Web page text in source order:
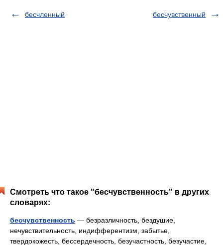
бесчленный бесчувственный
Смотреть что такое "бесчувственность" в других
словарях:
бесчувственность — безразличность, бездушие,
нечувствительность, индифферентизм, забытье,
твердокожесть, бессердечность, безучастность, безучастие,